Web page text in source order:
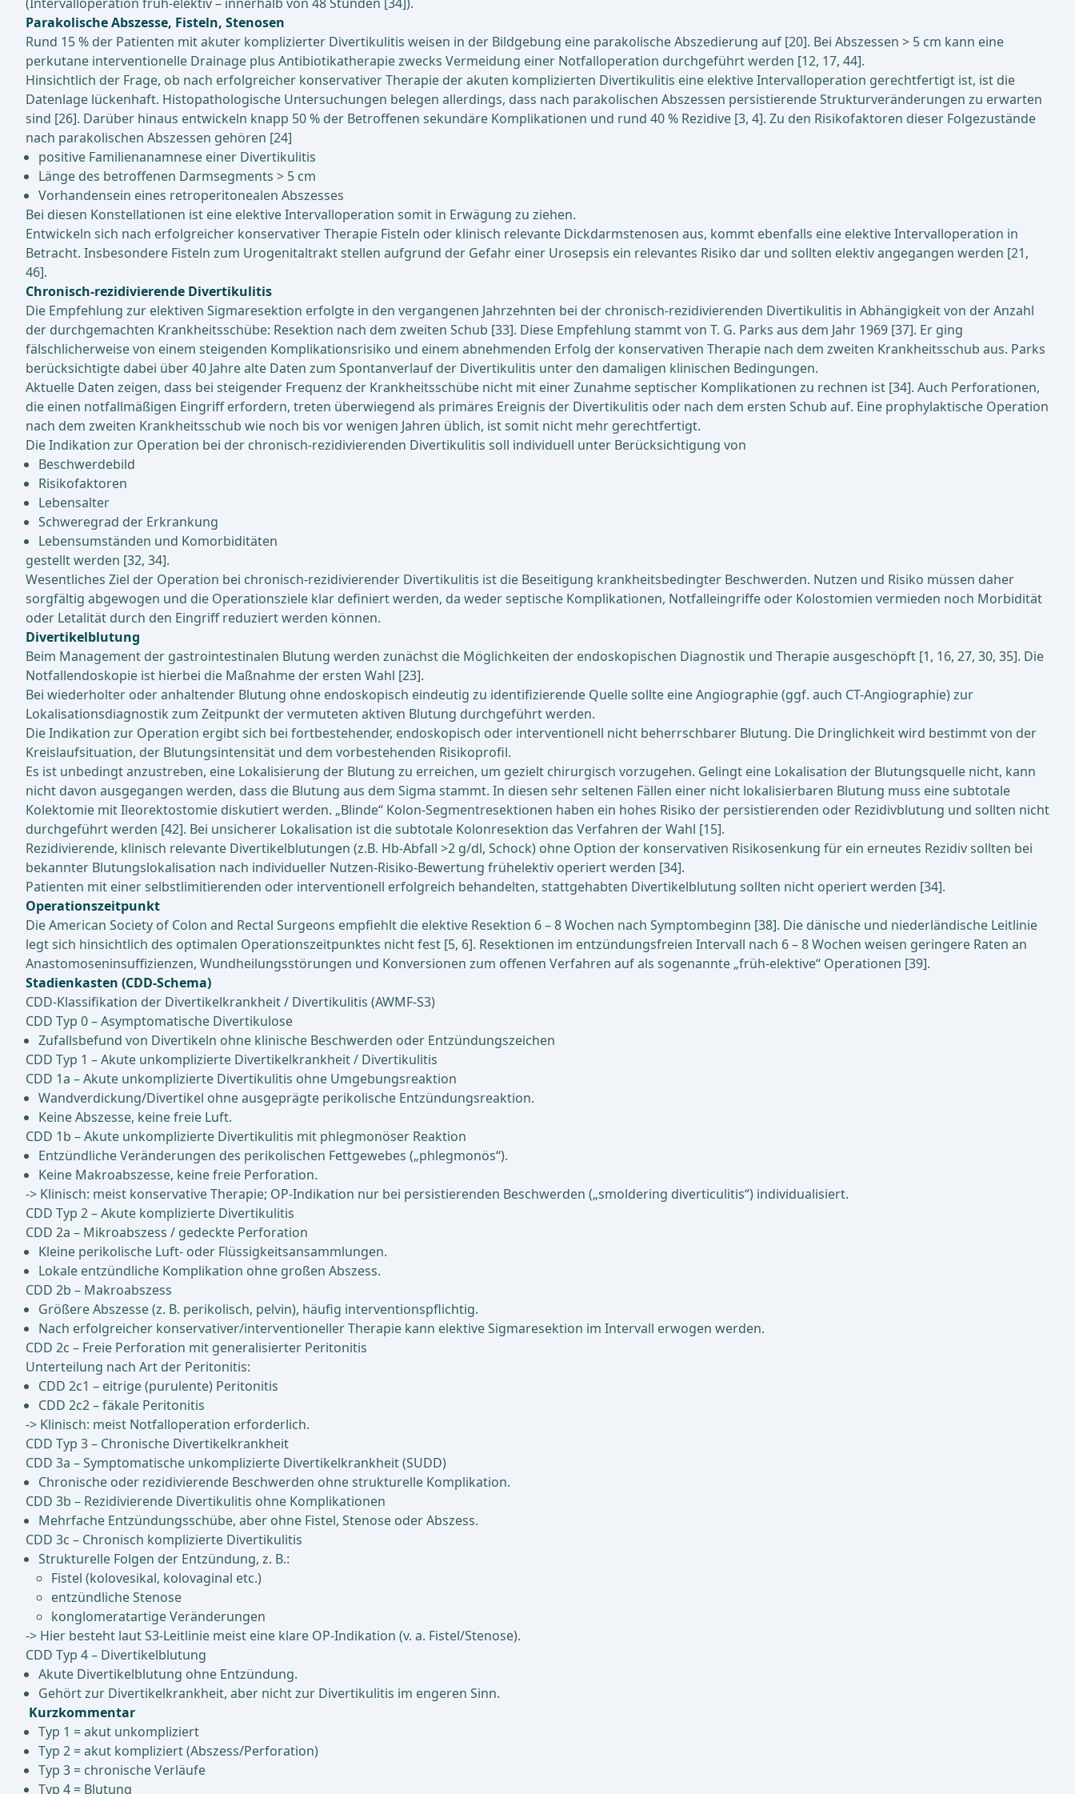
(Intervalloperation früh-elektiv – innerhalb von 48 Stunden [34]).
Parakolische Abszesse, Fisteln, Stenosen
Rund 15 % der Patienten mit akuter komplizierter Divertikulitis weisen in der Bildgebung eine parakolische Abszedierung auf [20]. Bei Abszessen > 5 cm kann eine
perkutane interventionelle Drainage plus Antibiotikatherapie zwecks Vermeidung einer Notfalloperation durchgeführt werden [12, 17, 44].
Hinsichtlich der Frage, ob nach erfolgreicher konservativer Therapie der akuten komplizierten Divertikulitis eine elektive Intervalloperation gerechtfertigt ist, ist die
Datenlage lückenhaft. Histopathologische Untersuchungen belegen allerdings, dass nach parakolischen Abszessen persistierende Strukturveränderungen zu erwarten
sind [26]. Darüber hinaus entwickeln knapp 50 % der Betroffenen sekundäre Komplikationen und rund 40 % Rezidive [3, 4]. Zu den Risikofaktoren dieser Folgezustände
nach parakolischen Abszessen gehören [24]
positive Familienanamnese einer Divertikulitis
Länge des betroffenen Darmsegments > 5 cm
Vorhandensein eines retroperitonealen Abszesses
Bei diesen Konstellationen ist eine elektive Intervalloperation somit in Erwägung zu ziehen.
Entwickeln sich nach erfolgreicher konservativer Therapie Fisteln oder klinisch relevante Dickdarmstenosen aus, kommt ebenfalls eine elektive Intervalloperation in
Betracht. Insbesondere Fisteln zum Urogenitaltrakt stellen aufgrund der Gefahr einer Urosepsis ein relevantes Risiko dar und sollten elektiv angegangen werden [21,
46].
Chronisch-rezidivierende Divertikulitis
Die Empfehlung zur elektiven Sigmaresektion erfolgte in den vergangenen Jahrzehnten bei der chronisch-rezidivierenden Divertikulitis in Abhängigkeit von der Anzahl
der durchgemachten Krankheitsschübe: Resektion nach dem zweiten Schub [33]. Diese Empfehlung stammt von T. G. Parks aus dem Jahr 1969 [37]. Er ging
fälschlicherweise von einem steigenden Komplikationsrisiko und einem abnehmenden Erfolg der konservativen Therapie nach dem zweiten Krankheitsschub aus. Parks
berücksichtigte dabei über 40 Jahre alte Daten zum Spontanverlauf der Divertikulitis unter den damaligen klinischen Bedingungen.
Aktuelle Daten zeigen, dass bei steigender Frequenz der Krankheitsschübe nicht mit einer Zunahme septischer Komplikationen zu rechnen ist [34]. Auch Perforationen,
die einen notfallmäßigen Eingriff erfordern, treten überwiegend als primäres Ereignis der Divertikulitis oder nach dem ersten Schub auf. Eine prophylaktische Operation
nach dem zweiten Krankheitsschub wie noch bis vor wenigen Jahren üblich, ist somit nicht mehr gerechtfertigt.
Die Indikation zur Operation bei der chronisch-rezidivierenden Divertikulitis soll individuell unter Berücksichtigung von
Beschwerdebild
Risikofaktoren
Lebensalter
Schweregrad der Erkrankung
Lebensumständen und Komorbiditäten
gestellt werden [32, 34].
Wesentliches Ziel der Operation bei chronisch-rezidivierender Divertikulitis ist die Beseitigung krankheitsbedingter Beschwerden. Nutzen und Risiko müssen daher
sorgfältig abgewogen und die Operationsziele klar definiert werden, da weder septische Komplikationen, Notfalleingriffe oder Kolostomien vermieden noch Morbidität
oder Letalität durch den Eingriff reduziert werden können.
Divertikelblutung
Beim Management der gastrointestinalen Blutung werden zunächst die Möglichkeiten der endoskopischen Diagnostik und Therapie ausgeschöpft [1, 16, 27, 30, 35]. Die
Notfallendoskopie ist hierbei die Maßnahme der ersten Wahl [23].
Bei wiederholter oder anhaltender Blutung ohne endoskopisch eindeutig zu identifizierende Quelle sollte eine Angiographie (ggf. auch CT-Angiographie) zur
Lokalisationsdiagnostik zum Zeitpunkt der vermuteten aktiven Blutung durchgeführt werden.
Die Indikation zur Operation ergibt sich bei fortbestehender, endoskopisch oder interventionell nicht beherrschbarer Blutung. Die Dringlichkeit wird bestimmt von der
Kreislaufsituation, der Blutungsintensität und dem vorbestehenden Risikoprofil.
Es ist unbedingt anzustreben, eine Lokalisierung der Blutung zu erreichen, um gezielt chirurgisch vorzugehen. Gelingt eine Lokalisation der Blutungsquelle nicht, kann
nicht davon ausgegangen werden, dass die Blutung aus dem Sigma stammt. In diesen sehr seltenen Fällen einer nicht lokalisierbaren Blutung muss eine subtotale
Kolektomie mit Ileorektostomie diskutiert werden. „Blinde“ Kolon-Segmentresektionen haben ein hohes Risiko der persistierenden oder Rezidivblutung und sollten nicht
durchgeführt werden [42]. Bei unsicherer Lokalisation ist die subtotale Kolonresektion das Verfahren der Wahl [15].
Rezidivierende, klinisch relevante Divertikelblutungen (z.B. Hb-Abfall >2 g/dl, Schock) ohne Option der konservativen Risikosenkung für ein erneutes Rezidiv sollten bei
bekannter Blutungslokalisation nach individueller Nutzen-Risiko-Bewertung frühelektiv operiert werden [34].
Patienten mit einer selbstlimitierenden oder interventionell erfolgreich behandelten, stattgehabten Divertikelblutung sollten nicht operiert werden [34].
Operationszeitpunkt
Die American Society of Colon and Rectal Surgeons empfiehlt die elektive Resektion 6 – 8 Wochen nach Symptombeginn [38]. Die dänische und niederländische Leitlinie
legt sich hinsichtlich des optimalen Operationszeitpunktes nicht fest [5, 6]. Resektionen im entzündungsfreien Intervall nach 6 – 8 Wochen weisen geringere Raten an
Anastomoseninsuffizienzen, Wundheilungsstörungen und Konversionen zum offenen Verfahren auf als sogenannte „früh-elektive“ Operationen [39].
Stadienkasten (CDD-Schema)
CDD-Klassifikation der Divertikelkrankheit / Divertikulitis (AWMF-S3)
CDD Typ 0 – Asymptomatische Divertikulose
Zufallsbefund von Divertikeln ohne klinische Beschwerden oder Entzündungszeichen
CDD Typ 1 – Akute unkomplizierte Divertikelkrankheit / Divertikulitis
CDD 1a – Akute unkomplizierte Divertikulitis ohne Umgebungsreaktion
Wandverdickung/Divertikel ohne ausgeprägte perikolische Entzündungsreaktion.
Keine Abszesse, keine freie Luft.
CDD 1b – Akute unkomplizierte Divertikulitis mit phlegmonöser Reaktion
Entzündliche Veränderungen des perikolischen Fettgewebes („phlegmonös“).
Keine Makroabszesse, keine freie Perforation.
-> Klinisch: meist konservative Therapie; OP-Indikation nur bei persistierenden Beschwerden („smoldering diverticulitis“) individualisiert.
CDD Typ 2 – Akute komplizierte Divertikulitis
CDD 2a – Mikroabszess / gedeckte Perforation
Kleine perikolische Luft- oder Flüssigkeitsansammlungen.
Lokale entzündliche Komplikation ohne großen Abszess.
CDD 2b – Makroabszess
Größere Abszesse (z. B. perikolisch, pelvin), häufig interventionspflichtig.
Nach erfolgreicher konservativer/interventioneller Therapie kann elektive Sigmaresektion im Intervall erwogen werden.
CDD 2c – Freie Perforation mit generalisierter Peritonitis
Unterteilung nach Art der Peritonitis:
CDD 2c1 – eitrige (purulente) Peritonitis
CDD 2c2 – fäkale Peritonitis
-> Klinisch: meist Notfalloperation erforderlich.
CDD Typ 3 – Chronische Divertikelkrankheit
CDD 3a – Symptomatische unkomplizierte Divertikelkrankheit (SUDD)
Chronische oder rezidivierende Beschwerden ohne strukturelle Komplikation.
CDD 3b – Rezidivierende Divertikulitis ohne Komplikationen
Mehrfache Entzündungsschübe, aber ohne Fistel, Stenose oder Abszess.
CDD 3c – Chronisch komplizierte Divertikulitis
Strukturelle Folgen der Entzündung, z. B.:
Fistel (kolovesikal, kolovaginal etc.)
entzündliche Stenose
konglomeratartige Veränderungen
-> Hier besteht laut S3-Leitlinie meist eine klare OP-Indikation (v. a. Fistel/Stenose).
CDD Typ 4 – Divertikelblutung
Akute Divertikelblutung ohne Entzündung.
Gehört zur Divertikelkrankheit, aber nicht zur Divertikulitis im engeren Sinn.
Kurzkommentar
Typ 1 = akut unkompliziert
Typ 2 = akut kompliziert (Abszess/Perforation)
Typ 3 = chronische Verläufe
Typ 4 = Blutung